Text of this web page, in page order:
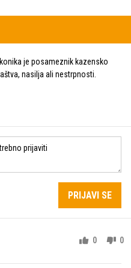
je posameznik kazensko
nasilja ali nestrpnosti.
PRIJAVI SE
0 0